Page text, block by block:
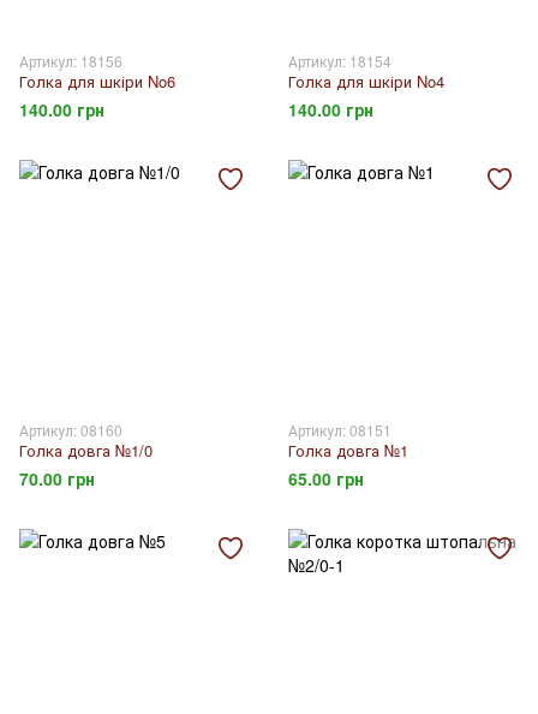
Артикул: 18156
Голка для шкіри No6
140.00 грн
Артикул: 18154
Голка для шкіри No4
140.00 грн
Артикул: 08160
Голка довга №1/0
70.00 грн
Артикул: 08151
Голка довга №1
65.00 грн